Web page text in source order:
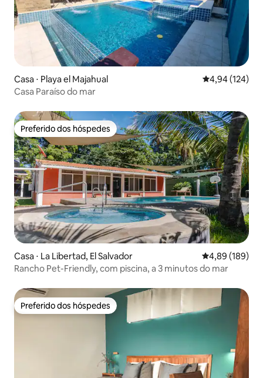
Casa ⋅ Playa el Majahual 4,94 de uma
4,94 (124)
Casa Paraíso do mar
Preferido dos hóspedes
Preferido dos hóspedes
Casa ⋅ La Libertad, El Salvador 4,89 de uma
4,89 (189)
Rancho Pet-Friendly, com piscina, a 3 minutos do mar
Preferido dos hóspedes
Preferido dos hóspedes